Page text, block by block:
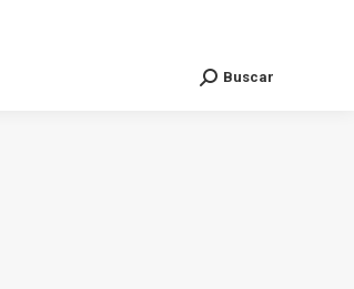
Search:
Buscar
Search:
Buscar